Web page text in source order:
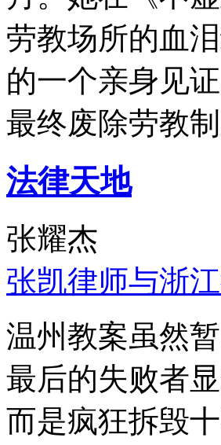
劳教场所的血
的一个亲身见
最终废除劳教制
法律天地
张耀杰
张凯律师与浙
温州教案虽然
最后的失败者
而是疯狂拆毁